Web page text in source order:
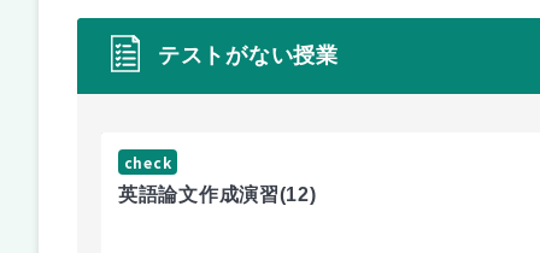
テストがない授業
check
英語論文作成演習(12)